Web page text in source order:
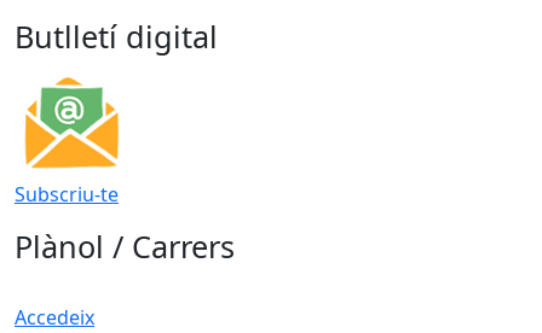
Butlletí digital
Subscriu-te
Plànol / Carrers
Accedeix